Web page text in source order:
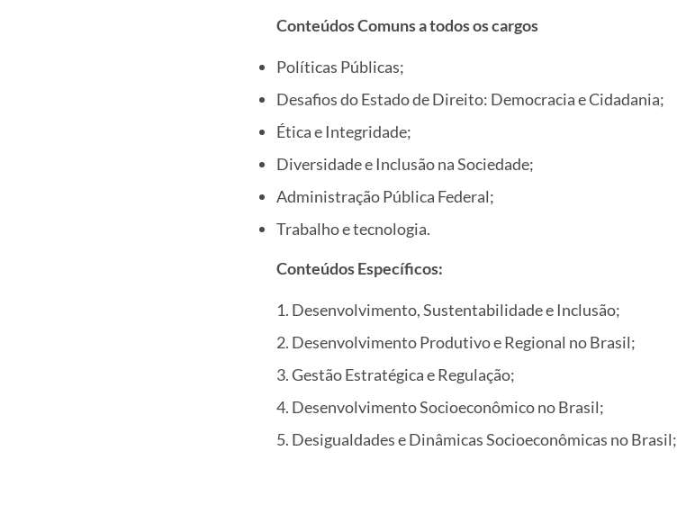
Conteúdos Comuns a todos os cargos
Políticas Públicas;
Desafios do Estado de Direito: Democracia e Cidadania;
Ética e Integridade;
Diversidade e Inclusão na Sociedade;
Administração Pública Federal;
Trabalho e tecnologia.
Conteúdos Específicos:
Desenvolvimento, Sustentabilidade e Inclusão;
Desenvolvimento Produtivo e Regional no Brasil;
Gestão Estratégica e Regulação;
Desenvolvimento Socioeconômico no Brasil;
Desigualdades e Dinâmicas Socioeconômicas no Brasil;